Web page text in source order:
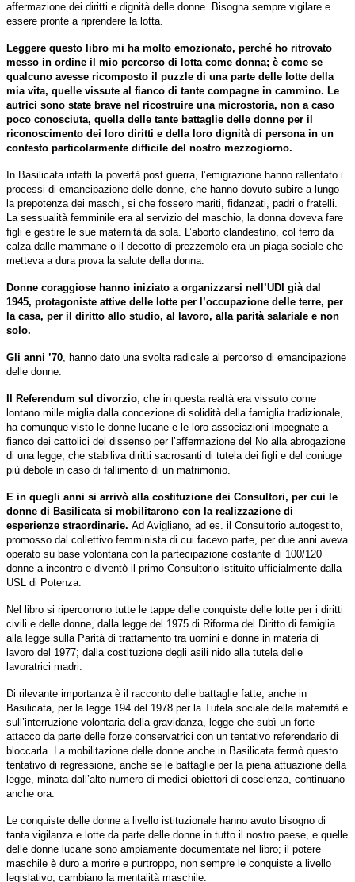
affermazione dei diritti e dignità delle donne. Bisogna sempre vigilare e
essere pronte a riprendere la lotta.
Leggere questo libro mi ha molto emozionato, perché ho ritrovato
messo in ordine il mio percorso di lotta come donna; è come se
qualcuno avesse ricomposto il puzzle di una parte delle lotte della
mia vita, quelle vissute al fianco di tante compagne in cammino. Le
autrici sono state brave nel ricostruire una microstoria, non a caso
poco conosciuta, quella delle tante battaglie delle donne per il
riconoscimento dei loro diritti e della loro dignità di persona in un
contesto particolarmente difficile del nostro mezzogiorno.
In Basilicata infatti la povertà post guerra, l’emigrazione hanno rallentato i
processi di emancipazione delle donne, che hanno dovuto subire a lungo
la prepotenza dei maschi, si che fossero mariti, fidanzati, padri o fratelli.
La sessualità femminile era al servizio del maschio, la donna doveva fare
figli e gestire le sue maternità da sola. L’aborto clandestino, col ferro da
calza dalle mammane o il decotto di prezzemolo era un piaga sociale che
metteva a dura prova la salute della donna.
Donne coraggiose hanno iniziato a organizzarsi nell’UDI già dal
1945, protagoniste attive delle lotte per l’occupazione delle terre, per
la casa, per il diritto allo studio, al lavoro, alla parità salariale e non
solo.
Gli anni ’70, hanno dato una svolta radicale al percorso di emancipazione
delle donne.
Il Referendum sul divorzio, che in questa realtà era vissuto come
lontano mille miglia dalla concezione di solidità della famiglia tradizionale,
ha comunque visto le donne lucane e le loro associazioni impegnate a
fianco dei cattolici del dissenso per l’affermazione del No alla abrogazione
di una legge, che stabiliva diritti sacrosanti di tutela dei figli e del coniuge
più debole in caso di fallimento di un matrimonio.
E in quegli anni si arrivò alla costituzione dei Consultori, per cui le
donne di Basilicata si mobilitarono con la realizzazione di
esperienze straordinarie. Ad Avigliano, ad es. il Consultorio autogestito,
promosso dal collettivo femminista di cui facevo parte, per due anni aveva
operato su base volontaria con la partecipazione costante di 100/120
donne a incontro e diventò il primo Consultorio istituito ufficialmente dalla
USL di Potenza.
Nel libro si ripercorrono tutte le tappe delle conquiste delle lotte per i diritti
civili e delle donne, dalla legge del 1975 di Riforma del Diritto di famiglia
alla legge sulla Parità di trattamento tra uomini e donne in materia di
lavoro del 1977; dalla costituzione degli asili nido alla tutela delle
lavoratrici madri.
Di rilevante importanza è il racconto delle battaglie fatte, anche in
Basilicata, per la legge 194 del 1978 per la Tutela sociale della maternità e
sull’interruzione volontaria della gravidanza, legge che subì un forte
attacco da parte delle forze conservatrici con un tentativo referendario di
bloccarla. La mobilitazione delle donne anche in Basilicata fermò questo
tentativo di regressione, anche se le battaglie per la piena attuazione della
legge, minata dall’alto numero di medici obiettori di coscienza, continuano
anche ora.
Le conquiste delle donne a livello istituzionale hanno avuto bisogno di
tanta vigilanza e lotte da parte delle donne in tutto il nostro paese, e quelle
delle donne lucane sono ampiamente documentate nel libro; il potere
maschile è duro a morire e purtroppo, non sempre le conquiste a livello
legislativo, cambiano la mentalità maschile.